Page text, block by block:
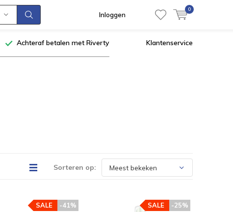
Inloggen
0
Achteraf betalen met Riverty Klantenservice
Sorteren op:
-41%
SALE -25%
SALE